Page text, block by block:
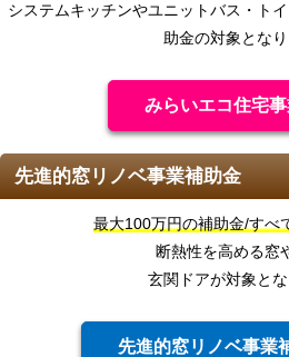
システムキッチンやユニットバス・ト
助金の対象となり
みらいエコ住宅
先進的窓リノベ事業補助金
最大100万円の補助金/すべ
断熱性を高める窓
玄関ドアが対象とな
先進的窓リノベ事業